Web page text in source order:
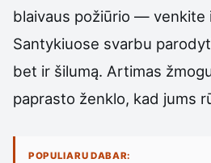
blaivaus požiūrio — venkite
Santykiuose svarbu
bet ir šilumą. Artimas
paprasto ženklo, kad jums
POPULIARU DABAR: